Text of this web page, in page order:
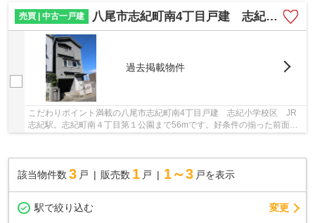
売買 | 中古一戸建
八尾市志紀町南4丁目戸建 志紀小学校区 JR志紀駅
過去掲載物件
こだわりポイント満載の八尾市志紀町南4丁目戸建 志紀小学校区 JR
志紀駅。志紀町南４丁目第１公園まで56mです。好条件の揃った前面道
路6m以上の物件をお薦めいたします。駅までは徒...
該当物件数 3 戸 販売数 1 戸 1～3 戸を表示
駅で絞り込む 変更